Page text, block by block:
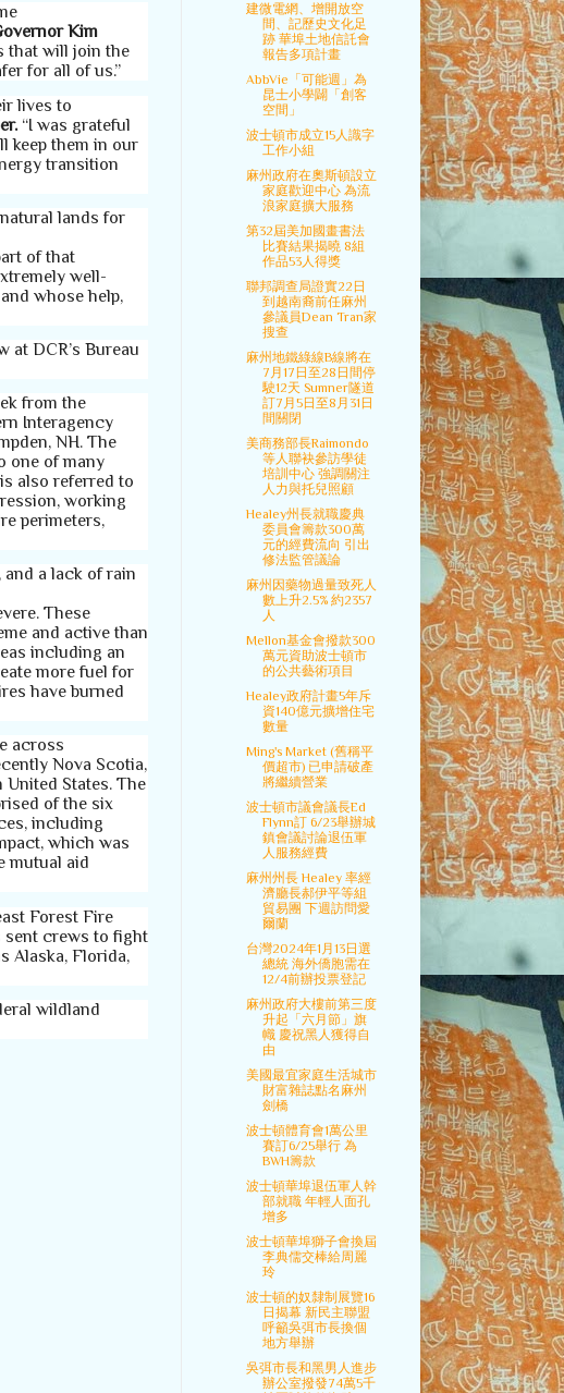
Kim
that will join the
for all of us.”
lives to
“I was grateful
keep them in our
transition
lands for
of that
well-
whose help,
DCR’s Bureau
from the
Interagency
NH. The
one of many
also referred to
working
perimeters,
a lack of rain
These
and active than
including an
more fuel for
have burned
across
Nova Scotia,
States. The
of the six
including
which was
mutual aid
Forest Fire
sent crews to fight
Alaska, Florida,
wildland
建微電網、增開放空
間、記歷史文化足
跡 華埠土地信託會
報告多項計畫
AbbVie「可能週」為
昆士小學闢「創客
空間」
波士頓市成立15人識字
工作小組
麻州政府在奧斯頓設立
家庭歡迎中心 為流
浪家庭擴大服務
第32屆美加國畫書法
比賽結果揭曉 8組
作品53人得獎
聯邦調查局證實22日
到越南裔前任麻州
參議員Dean Tran家
搜查
麻州地鐵綠線B線將在
7月17日至28日間停
駛12天 Sumner隧道
訂7月5日至8月31日
間關閉
美商務部長Raimondo
等人聯袂參訪學徒
培訓中心 強調關注
人力與托兒照顧
Healey州長就職慶典
委員會籌款300萬
元的經費流向 引出
修法監管議論
麻州因藥物過量致死人
數上升2.5% 約2357
人
Mellon基金會撥款300
萬元資助波士頓市
的公共藝術項目
Healey政府計畫5年斥
資140億元擴增住宅
數量
Ming's Market (舊稱平
價超市) 已申請破產
將繼續營業
波士頓市議會議長Ed
Flynn訂 6/23舉辦城
鎮會議討論退伍軍
人服務經費
麻州州長 Healey 率經
濟廳長郝伊平等組
貿易團 下週訪問愛
爾蘭
台灣2024年1月13日選
總統 海外僑胞需在
12/4前辦投票登記
麻州政府大樓前第三度
升起「六月節」旗
幟 慶祝黑人獲得自
由
美國最宜家庭生活城市
財富雜誌點名麻州
劍橋
波士頓體育會1萬公里
賽訂6/25舉行 為
BWH籌款
波士頓華埠退伍軍人幹
部就職 年輕人面孔
增多
波士頓華埠獅子會換屆
李典儒交棒給周麗
玲
波士頓的奴隸制展覽16
日揭幕 新民主聯盟
呼籲吳弭市長換個
地方舉辦
吳弭市長和黑男人進步
辦公室撥發74萬5千